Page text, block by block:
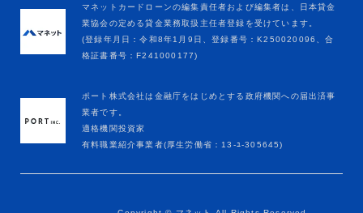
マネットカードローンの編集責任者および編集者は、日本貸金
業協会の定める貸金業務取扱主任者登録を受けています。
(登録年月日：令和8年1月9日、登録番号：K250020096、合
格証書番号：F241000177)
ポート株式会社は金融庁をはじめとする政府機関への届出済事
業者です。
適格機関投資家
有料職業紹介事業者(厚生労働省：13-ﾕ-305645)